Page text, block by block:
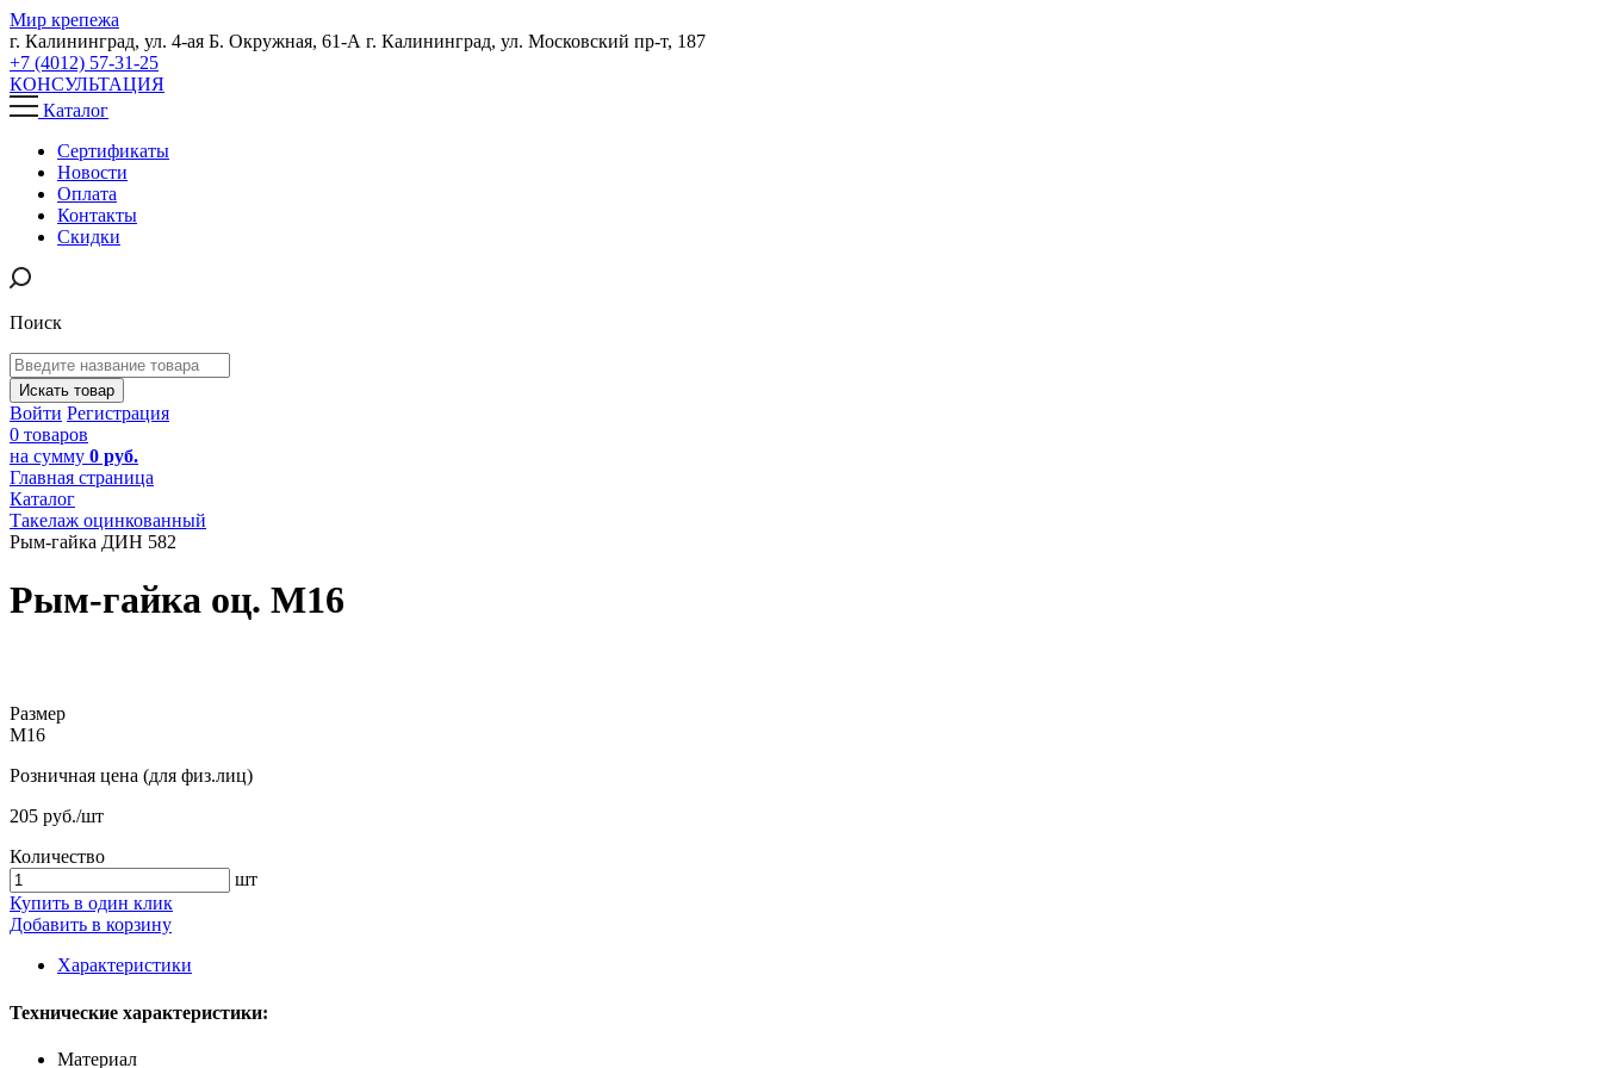
Мир крепежа
г. Калининград, ул. 4-ая Б. Окружная, 61-А г. Калининград, ул. Московский пр-т, 187
+7 (4012) 57-31-25
КОНСУЛЬТАЦИЯ
Каталог
Сертификаты
Новости
Оплата
Контакты
Скидки
Поиск
Искать товар
Войти Регистрация
0 товаров
на сумму 0 руб.
Главная страница
Каталог
Такелаж оцинкованный
Рым-гайка ДИН 582
Рым-гайка оц. М16
Размер
М16
Розничная цена (для физ.лиц)
205 руб./шт
Количество
шт
Купить в один клик
Добавить в корзину
Характеристики
Технические характеристики:
Материал